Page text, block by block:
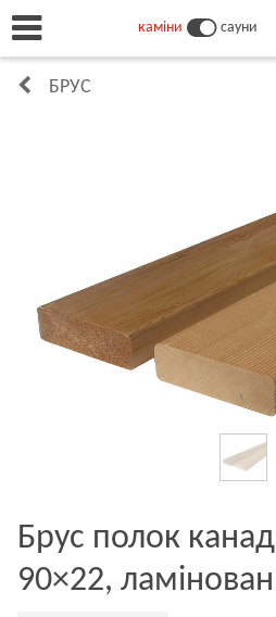
каміни сауни
БРУС
Брус полок
90×22,